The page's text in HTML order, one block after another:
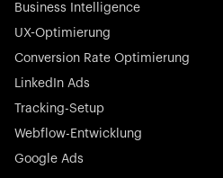
Börsennotierter Champion
N-able stattet IT-Dienstleister
aus, um Kundensysteme
abzusichern.
Business Intelligence
UX-Optimierung
Conversion Rate Optimierung
LinkedIn Ads
Tracking-Setup
Webflow-Entwicklung
Google Ads